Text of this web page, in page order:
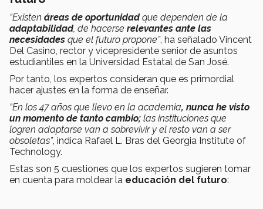
“Existen áreas de oportunidadque dependen de la
adaptabilidad, de hacerse relevantes ante las
necesidades que el futuro propone”, ha señalado Vincent
Del Casino, rector y vicepresidente senior de asuntos
estudiantiles en la Universidad Estatal de San José.
Por tanto, los expertos consideran que es primordial
hacer ajustes en la forma de enseñar.
“En los 47 años que llevo en la academia, nunca he visto
un momento de tanto cambio; las instituciones que
logren adaptarse van a sobrevivir y el resto van a ser
obsoletas”, indica Rafael L. Bras del Georgia Institute of
Technology.
Estas son 5 cuestiones que los expertos sugieren tomar
en cuenta para moldear la educación del futuro: